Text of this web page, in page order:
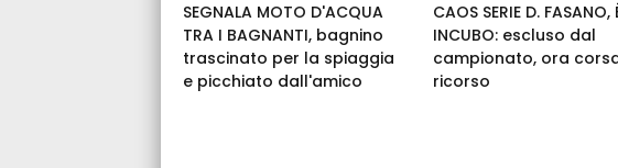
SEGNALA MOTO D'ACQUA
TRA I BAGNANTI, bagnino
trascinato per la spiaggia
e picchiato dall'amico
CAOS SERIE D. FASANO,
INCUBO: escluso dal
campionato, ora
ricorso